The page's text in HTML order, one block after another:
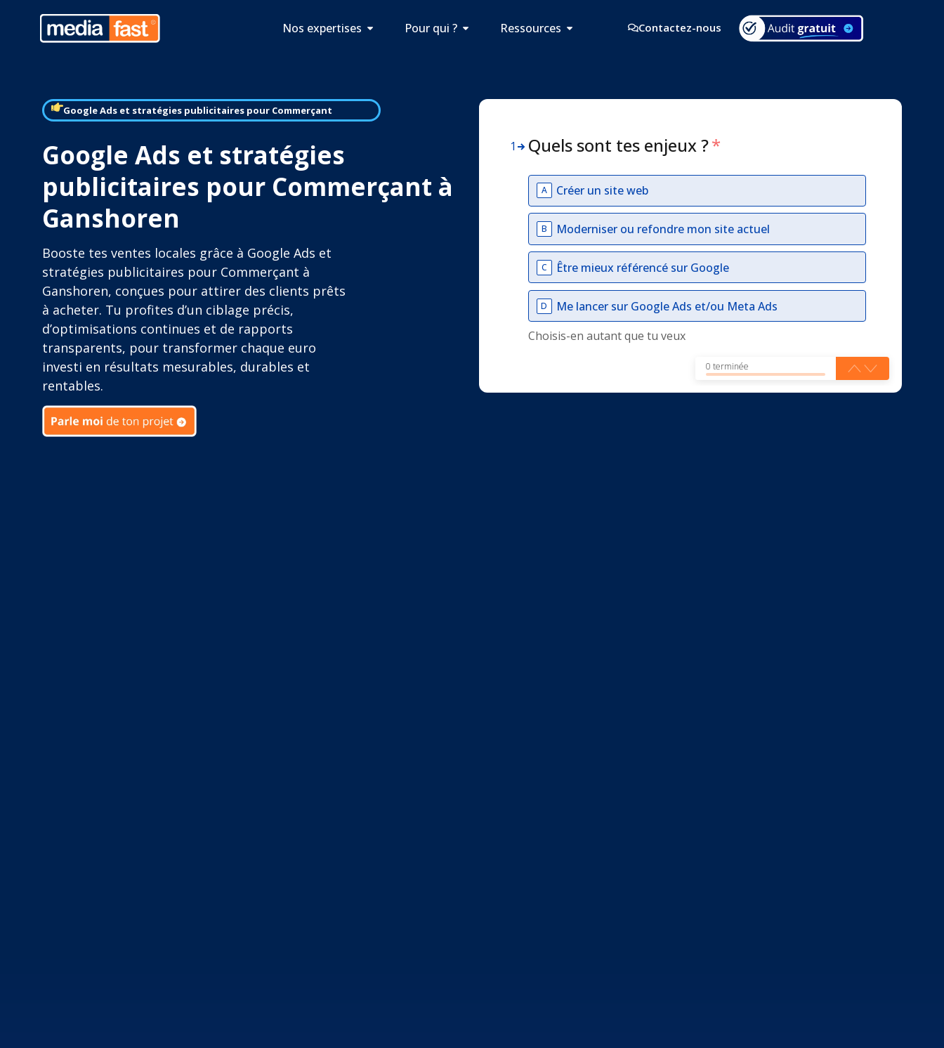
Nos expertises Pour qui ? Ressources Contactez-nous
Google Ads et stratégies publicitaires pour Commerçant
Google Ads et stratégies
publicitaires pour Commerçant à
Ganshoren
Booste tes ventes locales grâce à Google Ads et
stratégies publicitaires pour Commerçant à
Ganshoren, conçues pour attirer des clients prêts
à acheter. Tu profites d’un ciblage précis,
d’optimisations continues et de rapports
transparents, pour transformer chaque euro
investi en résultats mesurables, durables et
rentables.
1 Quels sont tes enjeux ?*
A Créer un site web
B Moderniser ou refondre mon site actuel
C Être mieux référencé sur Google
D
Me lancer sur Google Ads et/ou Meta Ads
Choisis-en autant que tu veux
0 terminée